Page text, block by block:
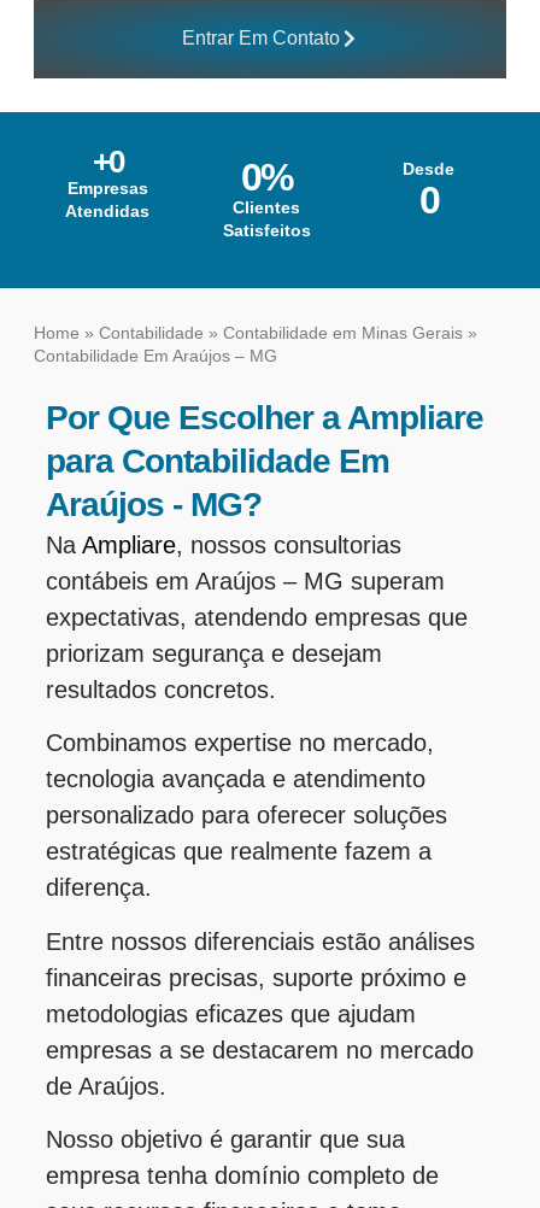
Entrar Em Contato
+0
Empresas
Atendidas
0%
Clientes
Satisfeitos
Desde
0
Home » Contabilidade » Contabilidade em Minas Gerais »
Contabilidade Em Araújos – MG
Por Que Escolher a Ampliare
para Contabilidade Em
Araújos - MG?
Na Ampliare, nossos consultorias
contábeis em Araújos – MG superam
expectativas, atendendo empresas que
priorizam segurança e desejam
resultados concretos.
Combinamos expertise no mercado,
tecnologia avançada e atendimento
personalizado para oferecer soluções
estratégicas que realmente fazem a
diferença.
Entre nossos diferenciais estão análises
financeiras precisas, suporte próximo e
metodologias eficazes que ajudam
empresas a se destacarem no mercado
de Araújos.
Nosso objetivo é garantir que sua
empresa tenha domínio completo de